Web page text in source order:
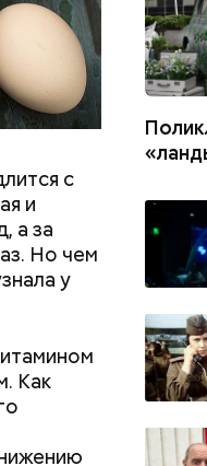
с
и
а за
Но чем
у
Как